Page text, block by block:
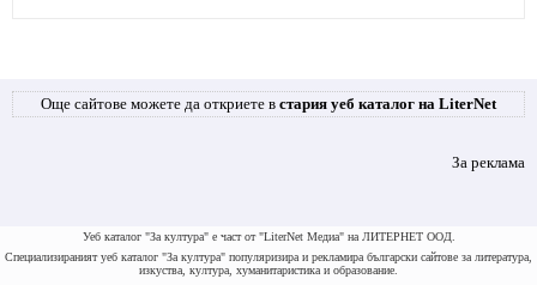
Още сайтове можете да откриете в стария уеб каталог на LiterNet
За реклама
Уеб каталог "За култура" е част от "LiterNet Медиа" на ЛИТЕРНЕТ ООД.
Специализираният уеб каталог "За култура" популяризира и рекламира български сайтове за литература,
изкуства, култура, хуманитаристика и образование.